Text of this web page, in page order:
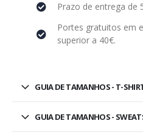
Prazo de entrega de
Portes gratuitos em
superior a 40€.
GUIA DE TAMANHOS - T-
GUIA DE TAMANHOS -